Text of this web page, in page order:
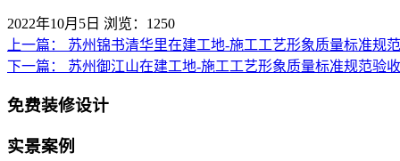
2022年10月5日 浏览：1250
上一篇：
苏州锦书清华里在建工地-施工工艺形象质量标准规
下一篇：
苏州御江山在建工地-施工工艺形象质量标准规范验收
免费装修设计
实景案例